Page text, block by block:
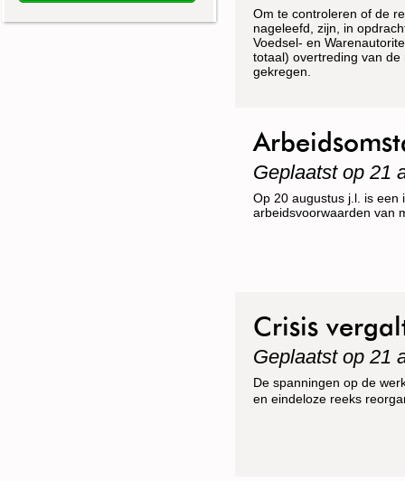
Om te controleren of de
nageleefd, zijn, in
Voedsel- en
totaal) overtreding van
gekregen.
Geplaatst op 21
Op 20 augustus j.l. is een
arbeidsvoorwaarden van
Crisis
Geplaatst op 21
De spanningen op de
en eindeloze reeks